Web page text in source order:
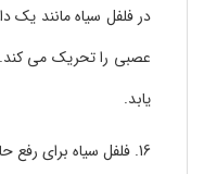
در فلفل سیاه مانند
عصبی را تحریک می کند.
یابد.
16. فلفل سیاه برای رفع حالت تهوع: